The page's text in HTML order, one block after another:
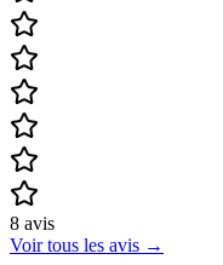
8 avis
Voir tous les avis →